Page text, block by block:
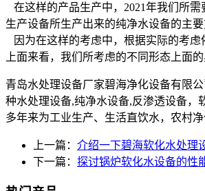
在这样的产品生产中，2021年我们所
生产设备所生产出来的纯净水设备的主
因为在这样的考虑中，根据实际的考
上面来看，我们所考虑的不同形态上面
青岛水处理设备厂家碧海净化设备有限
种水处理设备,纯净水设备,反渗透设备，
多年来为工业生产、生活直饮水，农村
上一篇： 介绍一下碧海软化水处理
下一篇： 探讨锅炉软化水设备的性